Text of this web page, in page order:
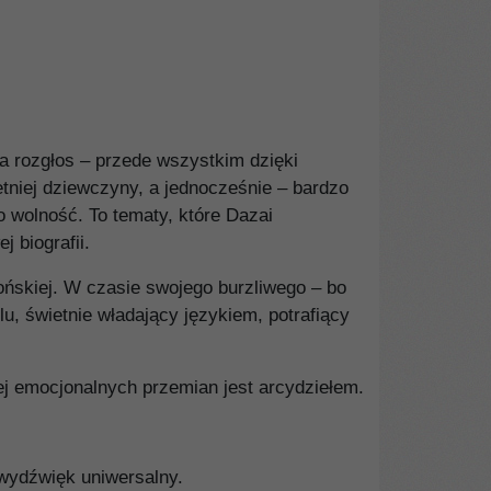
rozgłos – przede wszystkim dzięki
dziewczyny, a jednocześnie – bardzo
To tematy, które Dazai
biografii.
W czasie swojego burzliwego – bo
świetnie władający językiem, potrafiący
emocjonalnych przemian jest arcydziełem.
uniwersalny.